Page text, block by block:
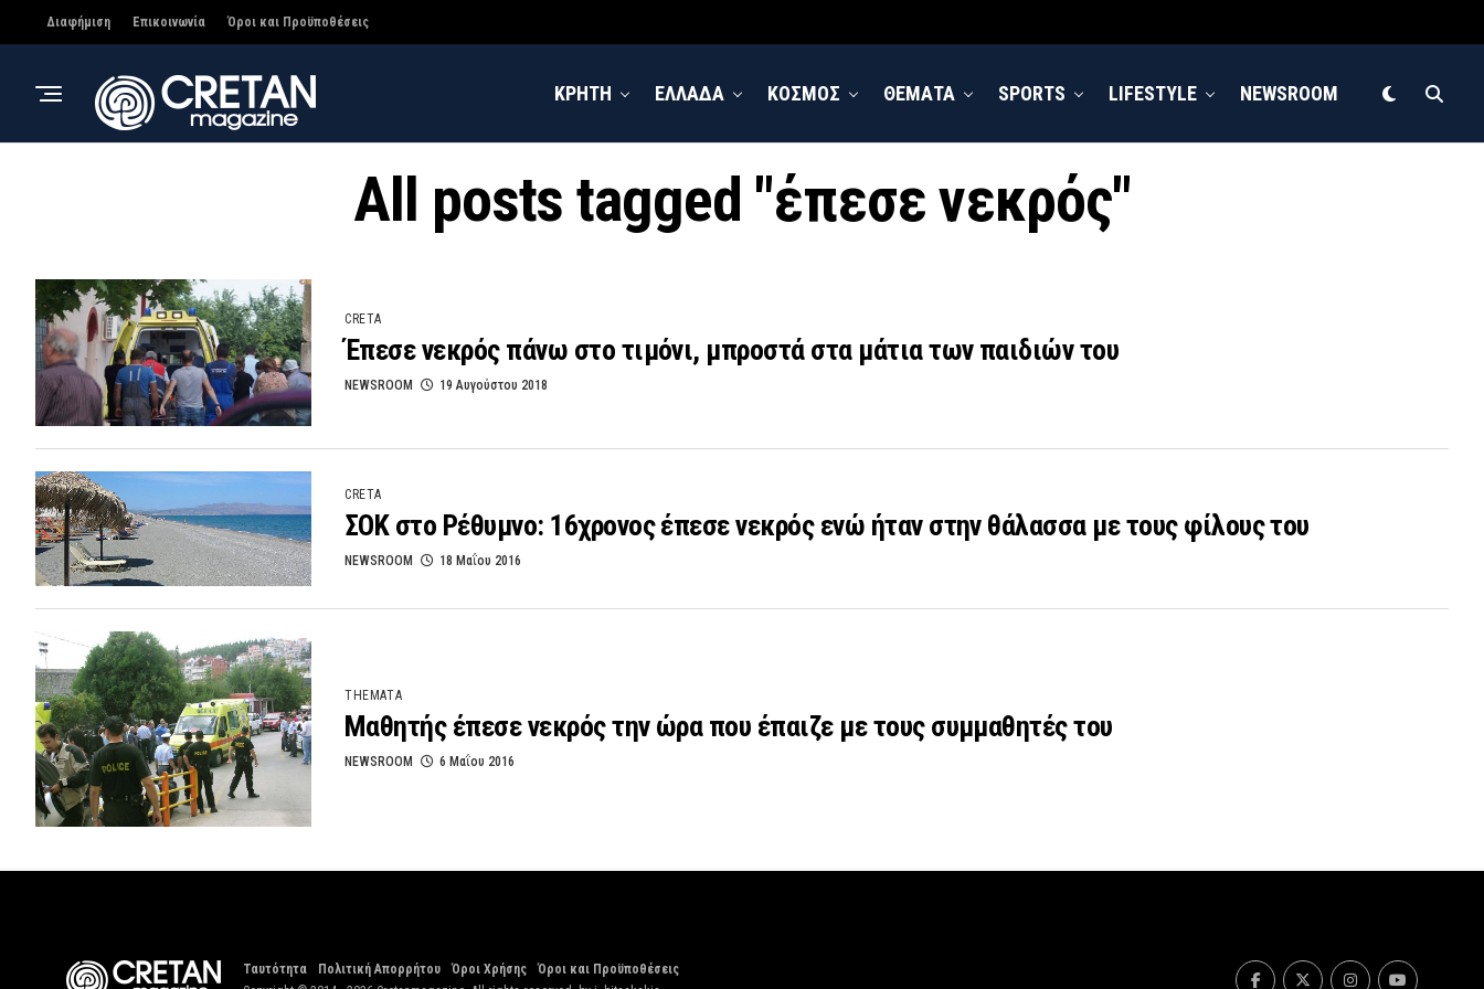
Διαφήμιση Επικοινωνία Όροι και Προϋποθέσεις
ΚΡΗΤΗ ΕΛΛΑΔΑ ΚΟΣΜΟΣ ΘΕΜΑΤΑ SPORTS LIFESTYLE NEWSROOM
All posts tagged "έπεσε νεκρός"
CRETA
Έπεσε νεκρός πάνω στο τιμόνι, μπροστά στα μάτια των παιδιών του
NEWSROOM 19 Αυγούστου 2018
CRETA
ΣΟΚ στο Ρέθυμνο: 16χρονος έπεσε νεκρός ενώ ήταν στην θάλασσα με τους φίλους του
NEWSROOM 18 Μαΐου 2016
THEMATA
Μαθητής έπεσε νεκρός την ώρα που έπαιζε με τους συμμαθητές του
NEWSROOM 6 Μαΐου 2016
Ταυτότητα Πολιτική Απορρήτου Όροι Χρήσης
Όροι και Προϋποθέσεις